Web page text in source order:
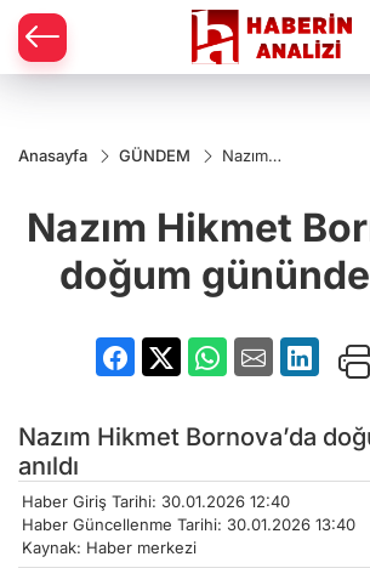
Anasayfa GÜNDEM
Nazım
gününde
Nazım Hikmet
doğum gününde
Nazım Hikmet Bornova’da
anıldı
Haber Giriş Tarihi: 30.01.2026 12:40
Haber Güncellenme Tarihi: 30.01.2026 13:40
Kaynak: Haber merkezi